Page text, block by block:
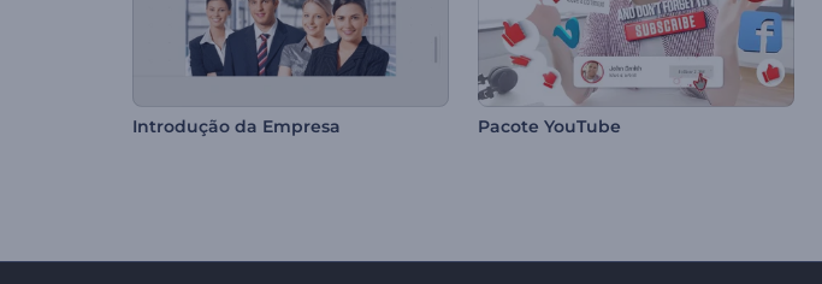
Introdução da Empresa Pacote YouTube